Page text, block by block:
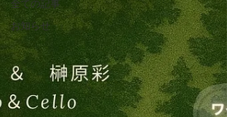
全ての記事
お知らせ